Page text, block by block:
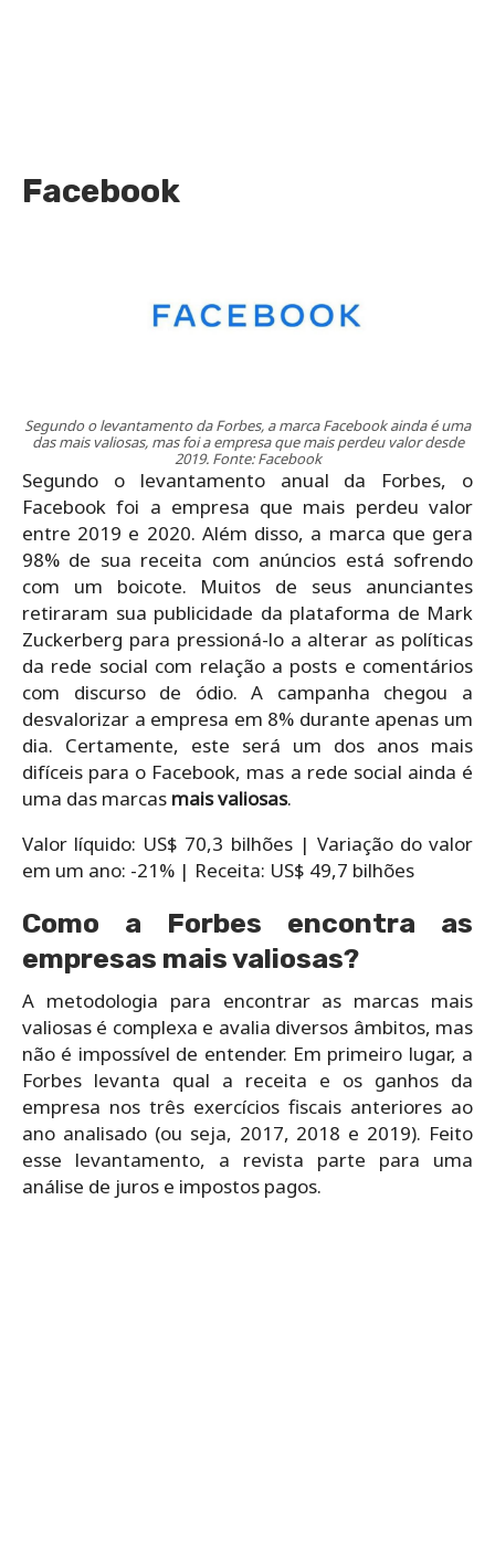
Facebook
Segundo o levantamento da Forbes, a marca Facebook ainda é uma
das mais valiosas, mas foi a empresa que mais perdeu valor desde
2019. Fonte: Facebook
Segundo o levantamento anual da Forbes, o
Facebook foi a empresa que mais perdeu valor
entre 2019 e 2020. Além disso, a marca que gera
98% de sua receita com anúncios está sofrendo
com um boicote. Muitos de seus anunciantes
retiraram sua publicidade da plataforma de Mark
Zuckerberg para pressioná-lo a alterar as políticas
da rede social com relação a posts e comentários
com discurso de ódio. A campanha chegou a
desvalorizar a empresa em 8% durante apenas um
dia. Certamente, este será um dos anos mais
difíceis para o Facebook, mas a rede social ainda é
uma das marcas mais valiosas.
Valor líquido: US$ 70,3 bilhões | Variação do valor
em um ano: -21% | Receita: US$ 49,7 bilhões
Como a Forbes encontra as
empresas mais valiosas?
A metodologia para encontrar as marcas mais
valiosas é complexa e avalia diversos âmbitos, mas
não é impossível de entender. Em primeiro lugar, a
Forbes levanta qual a receita e os ganhos da
empresa nos três exercícios fiscais anteriores ao
ano analisado (ou seja, 2017, 2018 e 2019). Feito
esse levantamento, a revista parte para uma
análise de juros e impostos pagos.